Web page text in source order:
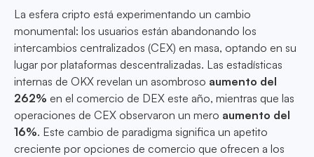
La esfera cripto está experimentando un cambio
monumental: los usuarios están abandonando los
intercambios centralizados (CEX) en masa, optando en su
lugar por plataformas descentralizadas. Las estadísticas
internas de OKX revelan un asombroso aumento del
262% en el comercio de DEX este año, mientras que las
operaciones de CEX observaron un mero aumento del
16%. Este cambio de paradigma significa un apetito
creciente por opciones de comercio que ofrecen a los